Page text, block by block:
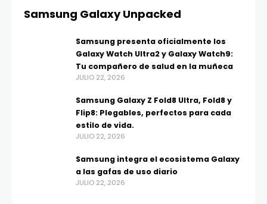
Samsung Galaxy Unpacked
Samsung presenta oficialmente los
Galaxy Watch Ultra2 y Galaxy Watch9:
Tu compañero de salud en la muñeca
JULIO 22, 2026
Samsung Galaxy Z Fold8 Ultra, Fold8 y
Flip8: Plegables, perfectos para cada
estilo de vida.
JULIO 22, 2026
Samsung integra el ecosistema Galaxy
a las gafas de uso diario
JULIO 22, 2026